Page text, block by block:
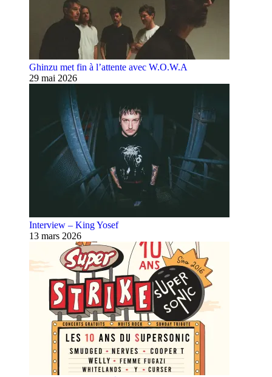
Ghinzu met fin à l’attente avec W.O.W.A
29 mai 2026
Interview – King Yosef
13 mars 2026